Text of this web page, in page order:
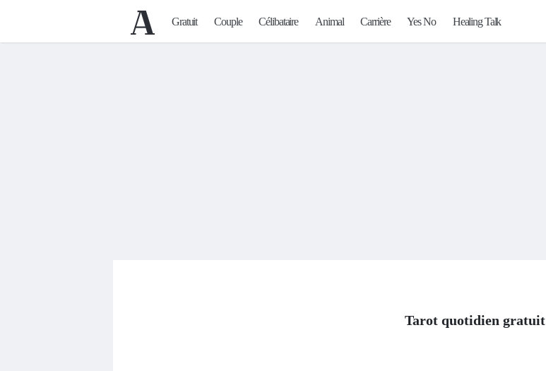
Gratuit Couple Célibataire Animal Carrière Yes No Healing Talk
Tarot quotidien gratuit